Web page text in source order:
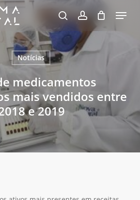
pesquisaaccount
Menu
Fechar
Notícias
medicamentos
mais vendidos entre
e 2019
Close